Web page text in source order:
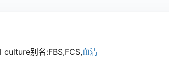
别名:FBS,FCS,血清